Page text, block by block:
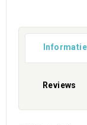
Informatie
Reviews